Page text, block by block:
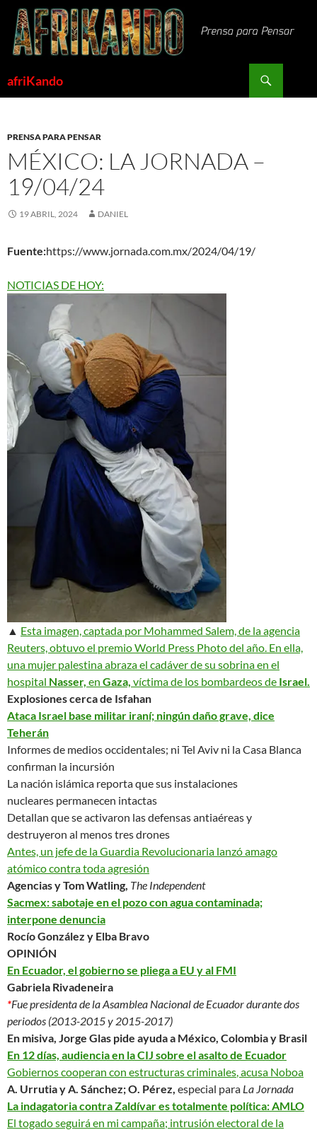
Saltar
contenido
afriKando
PRENSA PARA PENSAR
MÉXICO: LA JORNADA –
19/04/24
19 ABRIL, 2024 DANIEL
Fuente:https://www.jornada.com.mx/2024/04/19/
NOTICIAS DE HOY:
▲ Esta imagen, captada por Mohammed Salem, de la agencia
Reuters, obtuvo el premio World Press Photo del año. En ella,
una mujer palestina abraza el cadáver de su sobrina en el
hospital Nasser, en Gaza, víctima de los bombardeos de Israel.
Explosiones cerca de Isfahan
Ataca Israel base militar iraní; ningún daño grave, dice
Teherán
Informes de medios occidentales; ni Tel Aviv ni la Casa Blanca
confirman la incursión
La nación islámica reporta que sus instalaciones
nucleares permanecen intactas
Detallan que se activaron las defensas antiaéreas y
destruyeron al menos tres drones
Antes, un jefe de la Guardia Revolucionaria lanzó amago
atómico contra toda agresión
Agencias y Tom Watling, The Independent
Sacmex: sabotaje en el pozo con agua contaminada;
interpone denuncia
Rocío González y Elba Bravo
OPINIÓN
En Ecuador, el gobierno se pliega a EU y al FMI
Gabriela Rivadeneira
*Fue presidenta de la Asamblea Nacional de Ecuador durante dos
periodos (2013-2015 y 2015-2017)
En misiva, Jorge Glas pide ayuda a México, Colombia y Brasil
En 12 días, audiencia en la CIJ sobre el asalto de Ecuador
Gobiernos cooperan con estructuras criminales, acusa Noboa
A. Urrutia y A. Sánchez; O. Pérez, especial para La Jornada
La indagatoria contra Zaldívar es totalmente política: AMLO
El togado seguirá en mi campaña; intrusión electoral de la